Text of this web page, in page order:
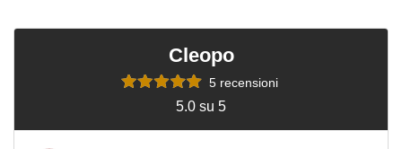
Cleopo
5 recensioni
5.0 su 5